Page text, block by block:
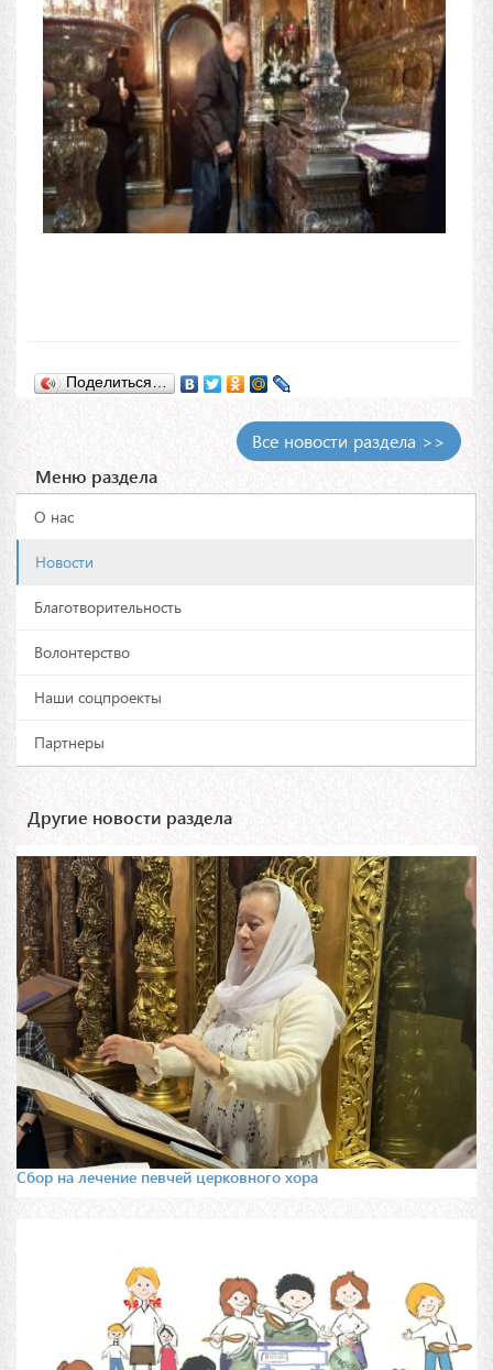
Поделиться…
Все новости раздела >>
Меню раздела
О нас
Новости
Благотворительность
Волонтерство
Наши соцпроекты
Партнеры
Другие новости раздела
Сбор на лечение певчей церковного хора